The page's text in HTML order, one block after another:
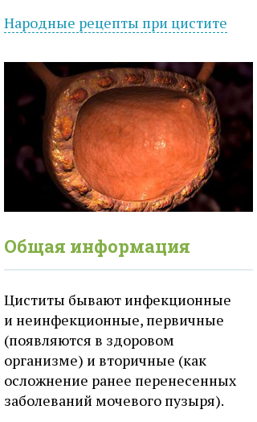
Народные рецепты при цистите
Общая информация
Циститы бывают инфекционные
и неинфекционные, первичные
(появляются в здоровом
организме) и вторичные (как
осложнение ранее перенесенных
заболеваний мочевого пузыря).